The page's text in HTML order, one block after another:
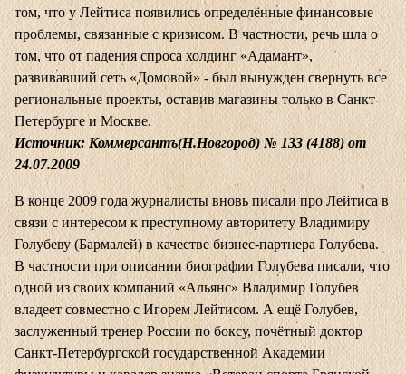
том, что у Лейтиса появились определённые финансовые
проблемы, связанные с кризисом. В частности, речь шла о
том, что от падения спроса холдинг «Адамант»,
развивавший сеть «Домовой» - был вынужден свернуть все
региональные проекты, оставив магазины только в Санкт-
Петербурге и Москве.
Источник: Коммерсантъ(Н.Новгород) № 133 (4188) от
24.07.2009
В конце 2009 года журналисты вновь писали про Лейтиса в
связи с интересом к преступному авторитету Владимиру
Голубеву (Бармалей) в качестве бизнес-партнера Голубева.
В частности при описании биографии Голубева писали, что
одной из своих компаний «Альянс» Владимир Голубев
владеет совместно с Игорем Лейтисом. А ещё Голубев,
заслуженный тренер России по боксу, почётный доктор
Санкт-Петербургской государственной Академии